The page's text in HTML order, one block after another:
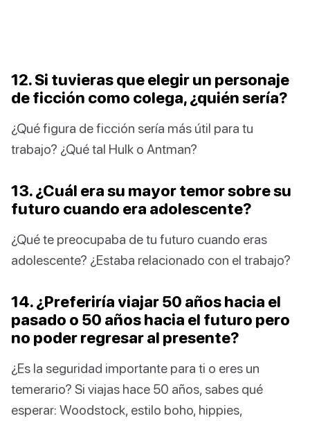
12. Si tuvieras que elegir un personaje
de ficción como colega, ¿quién sería?
¿Qué figura de ficción sería más útil para tu
trabajo? ¿Qué tal Hulk o Antman?
13. ¿Cuál era su mayor temor sobre su
futuro cuando era adolescente?
¿Qué te preocupaba de tu futuro cuando eras
adolescente? ¿Estaba relacionado con el trabajo?
14. ¿Preferiría viajar 50 años hacia el
pasado o 50 años hacia el futuro pero
no poder regresar al presente?
¿Es la seguridad importante para ti o eres un
temerario? Si viajas hace 50 años, sabes qué
esperar: Woodstock, estilo boho, hippies,